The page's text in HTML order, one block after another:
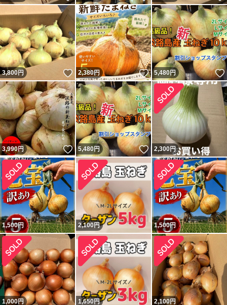
3,800円 いいね！
2,380円 いいね！
5,480円
3,990円 いいね！
5,480円 いいね！
2,300円
1,500円 2,100円 1,500円
1,000円 1,650円 2,100円